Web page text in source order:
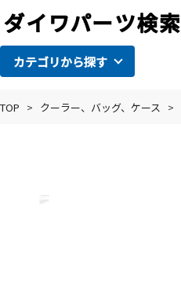
カテゴリから探す
TOP > クーラー、バッグ、ケース >